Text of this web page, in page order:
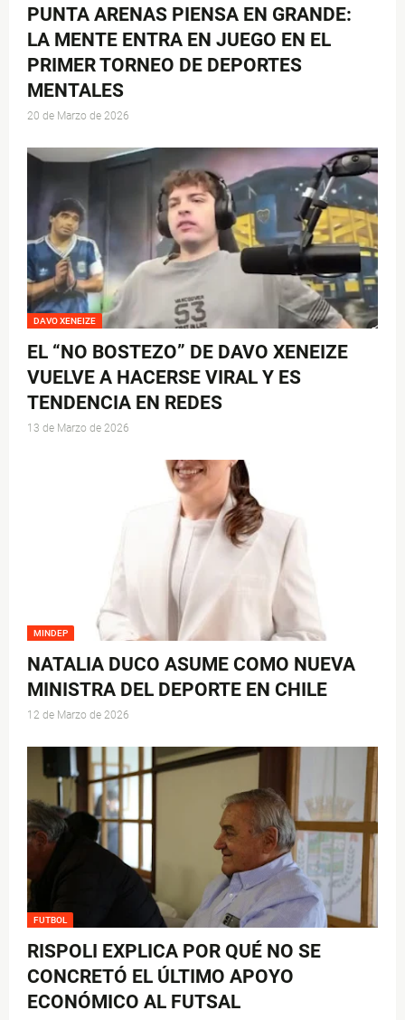
PUNTA ARENAS PIENSA EN GRANDE:
LA MENTE ENTRA EN JUEGO EN EL
PRIMER TORNEO DE DEPORTES
MENTALES
20 de Marzo de 2026
DAVO XENEIZE
EL “NO BOSTEZO” DE DAVO XENEIZE
VUELVE A HACERSE VIRAL Y ES
TENDENCIA EN REDES
13 de Marzo de 2026
MINDEP
NATALIA DUCO ASUME COMO NUEVA
MINISTRA DEL DEPORTE EN CHILE
12 de Marzo de 2026
FUTBOL
RISPOLI EXPLICA POR QUÉ NO SE
CONCRETÓ EL ÚLTIMO APOYO
ECONÓMICO AL FUTSAL